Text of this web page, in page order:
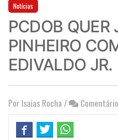
Notícias
PCDOB QUER
PINHEIRO
EDIVALDO JR.
Por Isaias Rocha /